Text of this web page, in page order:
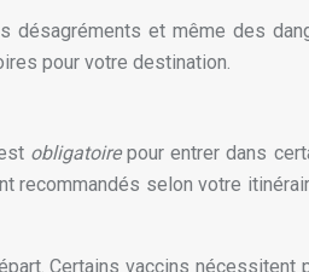
désagréments et même des
pour votre destination.
obligatoirepour entrer dans
recommandés selon votre
Certains vaccins nécessitent